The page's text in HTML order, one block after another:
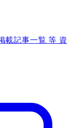
載記事一覧 等 資